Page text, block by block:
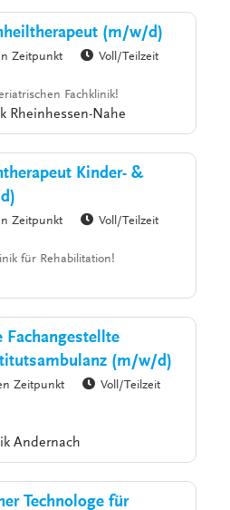
(m/w/d)
Zeitpunkt
Voll/Teilzeit
Fachklinik!
Rheinhessen-Nahe
Kinder- &
Zeitpunkt
Voll/Teilzeit
für Rehabilitation!
Fachangestellte
(m/w/d)
Zeitpunkt
Voll/Teilzeit
Andernach
Technologe für